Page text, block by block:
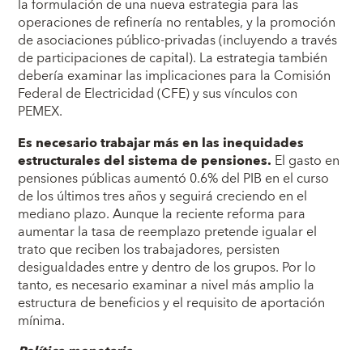
la formulación de una nueva estrategia para las
operaciones de refinería no rentables, y la promoción
de asociaciones público-privadas (incluyendo a través
de participaciones de capital). La estrategia también
debería examinar las implicaciones para la Comisión
Federal de Electricidad (CFE) y sus vínculos con
PEMEX.
Es necesario trabajar más en las inequidades
estructurales del sistema de pensiones. El gasto en
pensiones públicas aumentó 0.6% del PIB en el curso
de los últimos tres años y seguirá creciendo en el
mediano plazo. Aunque la reciente reforma para
aumentar la tasa de reemplazo pretende igualar el
trato que reciben los trabajadores, persisten
desigualdades entre y dentro de los grupos. Por lo
tanto, es necesario examinar a nivel más amplio la
estructura de beneficios y el requisito de aportación
mínima.